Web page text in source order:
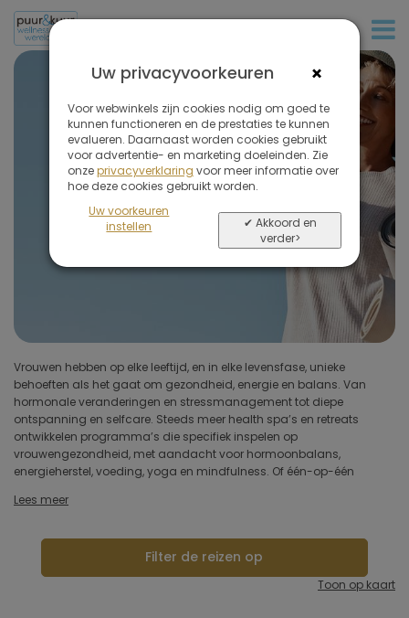
Retreats voor vrouwen
in alle levensfasen...
Vrouwen hebben op elke leeftijd, en in elke levensfase, unieke
behoeften als het gaat om gezondheid, energie en balans. Van
hormonale veranderingen en stressmanagement tot diepe
ontspanning en selfcare. Steeds meer health spa’s en retreats
ontwikkelen programma’s die specifiek inspelen op
vrouwengezondheid, met aandacht voor hormoonbalans,
energieherstel, voeding, yoga en mindfulness. Of één-op-één
coaching. Of u nu op zoek bent naar ontspanning, reflectie of meer
fysieke en mentale kracht, wereldwijd zijn er prachtige
bestemmingen met wellnessprogramma’s gericht op deze
elementen. Verbinden met uzelf, verdiepen in uw innerlijke wereld en
versterken van lichaam en geest. Van kleinschalige boetiekretraites
tot gespecialiseerde medische spa’s – deze bijzondere plekken laten
Lees meer
Filter de reizen op
Filter
Verwijder
(1 geselecteerd)
Prijs (exclusief vlucht)
Omgeving hotel
Type hotel
Hotelfaciliteiten
Toon op kaart
×
Uw privacyvoorkeuren
Voor webwinkels zijn cookies nodig om goed te
kunnen functioneren en de prestaties te kunnen
evalueren. Daarnaast worden cookies gebruikt
voor advertentie- en marketing doeleinden. Zie
onzeprivacyverklaring voor meer informatie over
hoe deze cookies gebruikt worden.
Uw voorkeuren
instellen
✔ Akkoord en
verder>